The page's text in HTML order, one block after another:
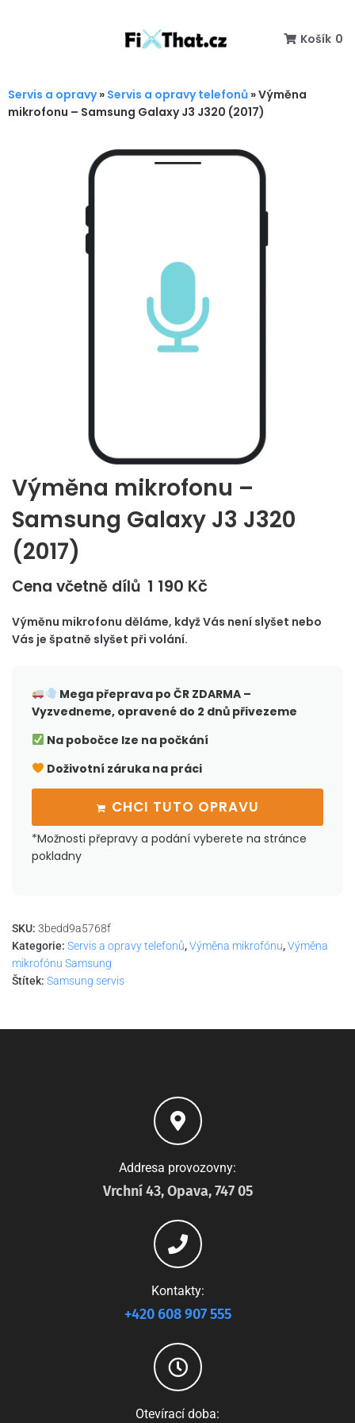
Košík 0
Servis a opravy» Servis a opravy telefonů »Výměna
mikrofonu – Samsung Galaxy J3 J320 (2017)
Výměna mikrofonu –
Samsung Galaxy J3 J320
(2017)
Cena včetně dílů 1 190 Kč
Výměnu mikrofonu děláme, když Vás není slyšet nebo
Vás je špatně slyšet při volání.
Mega přeprava po ČRZDARMA –
Vyzvedneme, opravené do 2 dnů přivezeme
Na pobočce lze na počkání
Doživotní záruka na práci
CHCI TUTO OPRAVU
*Možnosti přepravy a podání vyberete na stránce
pokladny
SKU: 3bedd9a5768f
Kategorie: Servis a opravy telefonů,Výměna mikrofónu,Výměna
mikrofónu Samsung
Štítek: Samsung servis
Addresa provozovny:
Vrchní 43, Opava, 747 05
Kontakty:
+420 608 907 555
Otevírací doba: